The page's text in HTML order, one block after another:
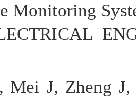
Monitoring
Mei J, Zheng